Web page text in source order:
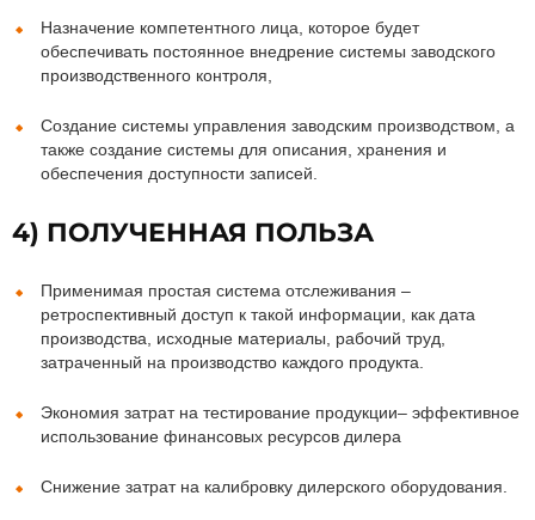
Назначение компетентного лица, которое будет
обеспечивать постоянное внедрение системы заводского
производственного контроля,
Создание системы управления заводским производством, а
также создание системы для описания, хранения и
обеспечения доступности записей.
4) ПОЛУЧЕННАЯ ПОЛЬЗА
Применимая простая система отслеживания –
ретроспективный доступ к такой информации, как дата
производства, исходные материалы, рабочий труд,
затраченный на производство каждого продукта.
Экономия затрат на тестирование продукции– эффективное
использование финансовых ресурсов дилера
Снижение затрат на калибровку дилерского оборудования.